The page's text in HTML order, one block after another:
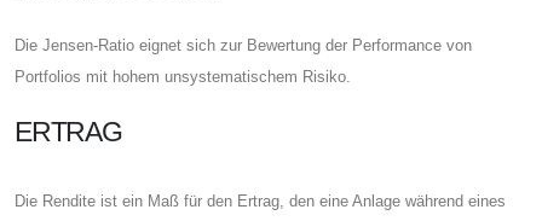
Die Jensen-Ratio eignet sich zur Bewertung der Performance von
Portfolios mit hohem unsystematischem Risiko.
ERTRAG
Die Rendite ist ein Maß für den Ertrag, den eine Anlage während eines